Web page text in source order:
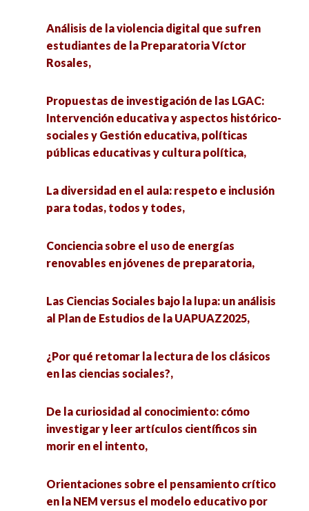
Análisis de la violencia digital que sufren
estudiantes de la Preparatoria Víctor
Rosales,
Propuestas de investigación de las LGAC:
Intervención educativa y aspectos histórico-
sociales y Gestión educativa, políticas
públicas educativas y cultura política,
La diversidad en el aula: respeto e inclusión
para todas, todos y todes,
Conciencia sobre el uso de energías
renovables en jóvenes de preparatoria,
Las Ciencias Sociales bajo la lupa: un análisis
al Plan de Estudios de la UAPUAZ2025,
¿Por qué retomar la lectura de los clásicos
en las ciencias sociales?,
De la curiosidad al conocimiento: cómo
investigar y leer artículos científicos sin
morir en el intento,
Orientaciones sobre el pensamiento crítico
en la NEM versus el modelo educativo por